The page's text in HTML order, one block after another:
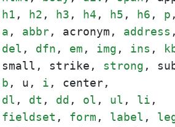
h1 , h2 , h3 , h4 , h5 , h6 , p
a , abbr, acronym, address
del , dfn , em , img , ins ,
small, strike, strong ,
b , u, i
dl , dt , dd , ol , ul , li
fieldset , form , label ,